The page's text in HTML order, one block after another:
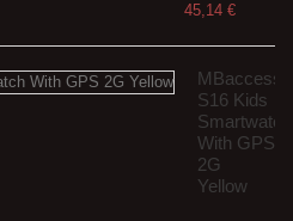
45,14 €
MBaccess
S16 Kids
Smartwatch
With GPS
2G
Yellow